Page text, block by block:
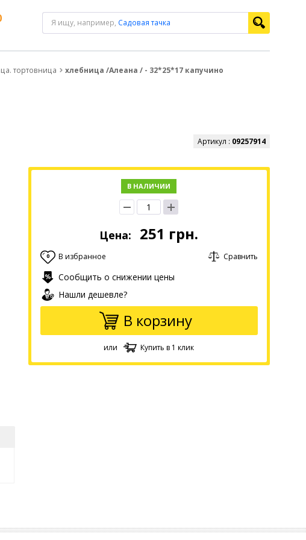
Я ищу, например, Садовая тачка
тортовница хлебница /Алеана / - 32*25*17 капучино
Артикул : 09257914
В НАЛИЧИИ
Цена: 251 грн.
0 В избранное Сравнить
Сообщить о снижении цены
Нашли дешевле?
В корзину
или Купить в 1 клик